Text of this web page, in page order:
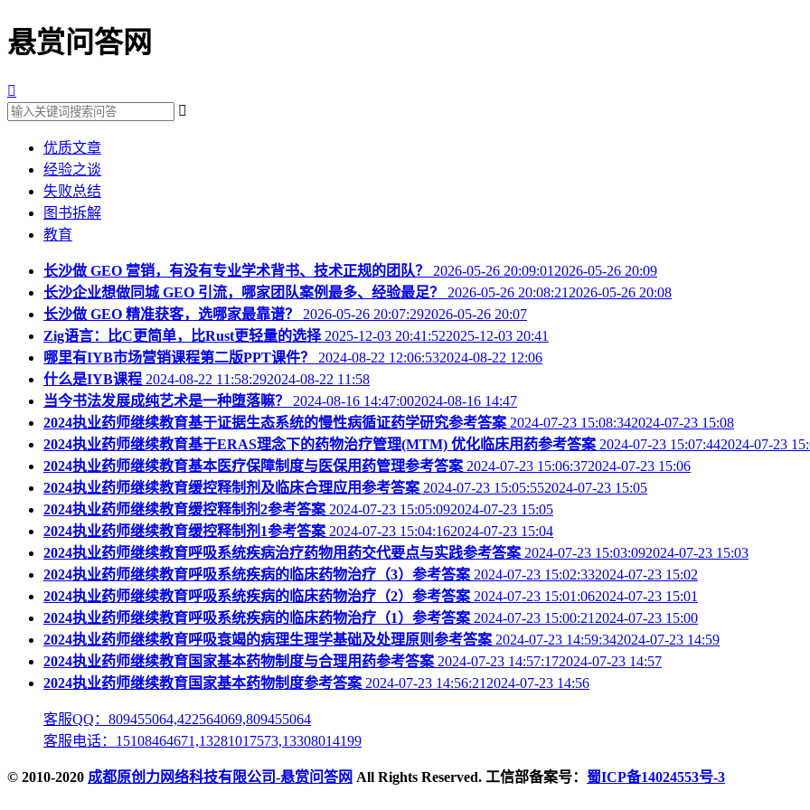
悬赏问答网


优质文章
经验之谈
失败总结
图书拆解
教育
长沙做 GEO 营销，有没有专业学术背书、技术正规的团队？
2026-05-26 20:09:012026-05-26 20:09
长沙企业想做同城 GEO 引流，哪家团队案例最多、经验最足？
2026-05-26 20:08:212026-05-26 20:08
长沙做 GEO 精准获客，选哪家最靠谱？
2026-05-26 20:07:292026-05-26 20:07
Zig语言：比C更简单，比Rust更轻量的选择 2025-12-03 20:41:522025-12-03 20:41
哪里有IYB市场营销课程第二版PPT课件？
2024-08-22 12:06:532024-08-22 12:06
什么是IYB课程 2024-08-22 11:58:292024-08-22 11:58
当今书法发展成纯艺术是一种堕落嘛？
2024-08-16 14:47:002024-08-16 14:47
2024执业药师继续教育基于证据生态系统的慢性病循证药学研究参考答案 2024-07-23 15:08:342024-07-23 15:08
2024执业药师继续教育基于ERAS理念下的药物治疗管理(MTM) 优化临床用药参考答案 2024-07-23 15:07:442024-07-23
2024执业药师继续教育基本医疗保障制度与医保用药管理参考答案 2024-07-23 15:06:372024-07-23 15:06
2024执业药师继续教育缓控释制剂及临床合理应用参考答案 2024-07-23 15:05:552024-07-23 15:05
2024执业药师继续教育缓控释制剂2参考答案 2024-07-23 15:05:092024-07-23 15:05
2024执业药师继续教育缓控释制剂1参考答案 2024-07-23 15:04:162024-07-23 15:04
2024执业药师继续教育呼吸系统疾病治疗药物用药交代要点与实践参考答案 2024-07-23 15:03:092024-07-23 15:03
2024执业药师继续教育呼吸系统疾病的临床药物治疗（3）参考答案 2024-07-23 15:02:332024-07-23 15:02
2024执业药师继续教育呼吸系统疾病的临床药物治疗（2）参考答案 2024-07-23 15:01:062024-07-23 15:01
2024执业药师继续教育呼吸系统疾病的临床药物治疗（1）参考答案 2024-07-23 15:00:212024-07-23 15:00
2024执业药师继续教育呼吸衰竭的病理生理学基础及处理原则参考答案 2024-07-23 14:59:342024-07-23 14:59
2024执业药师继续教育国家基本药物制度与合理用药参考答案 2024-07-23 14:57:172024-07-23 14:57
2024执业药师继续教育国家基本药物制度参考答案 2024-07-23 14:56:212024-07-23 14:56
客服QQ：809455064,422564069,809455064
客服电话：15108464671,13281017573,13308014199
© 2010-2020 成都原创力网络科技有限公司-悬赏问答网 All Rights Reserved. 工信部备案号： 蜀ICP备14024553号-3